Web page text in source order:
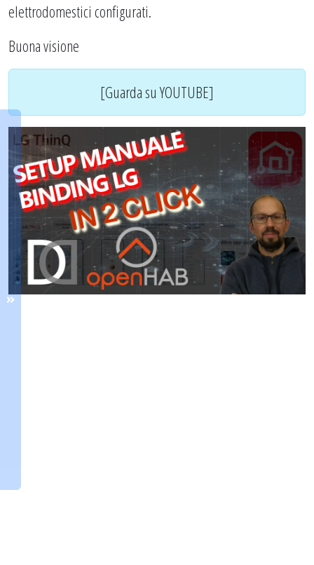
elettrodomestici configurati.
Buona visione
[Guarda su YOUTUBE]